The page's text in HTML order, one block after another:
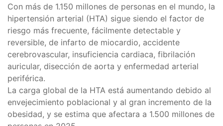
Con más de 1.150 millones de personas en el mundo, la
hipertensión arterial (HTA) sigue siendo el factor de
riesgo más frecuente, fácilmente detectable y
reversible, de infarto de miocardio, accidente
cerebrovascular, insuficiencia cardiaca, fibrilación
auricular, disección de aorta y enfermedad arterial
periférica.
La carga global de la HTA está aumentando debido al
envejecimiento poblacional y al gran incremento de la
obesidad, y se estima que afectara a 1.500 millones de